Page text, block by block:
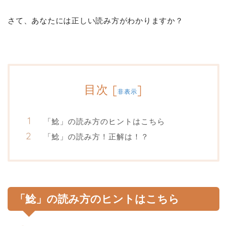
さて、あなたには正しい読み方がわかりますか？
目次 [非表示]
「鯰」の読み方のヒントはこちら
「鯰」の読み方！正解は！？
「鯰」の読み方のヒントはこちら